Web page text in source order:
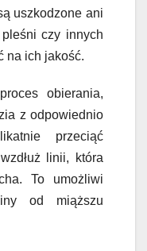
uszkodzone ani
czy innych
na ich jakość.
obierania,
z odpowiednio
przeciąć
linii, która
To umożliwi
od miąższu